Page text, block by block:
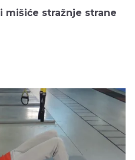
mišiće stražnje strane